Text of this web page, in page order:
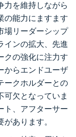
力を維持しながら
の能力にますます
場リーダーシップ
インの拡大、先進
クの強化に注力す
からエンドユーザ
ークホルダーとの
可欠となっていま
ト、アフターサー
あります。